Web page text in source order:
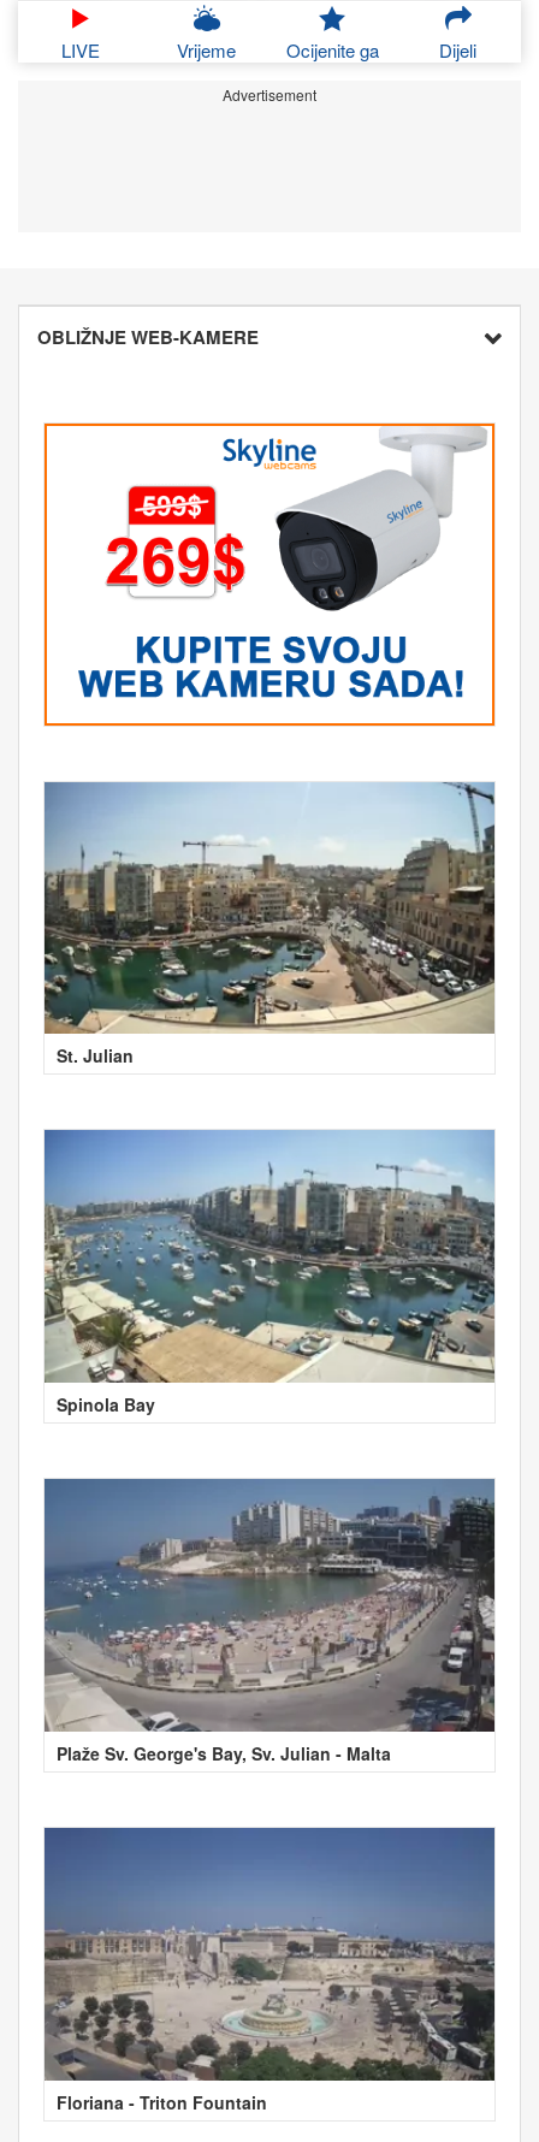
LIVE Vrijeme Ocijenite ga Dijeli
Advertisement
OBLIŽNJE WEB-KAMERE
St. Julian
Spinola Bay
Plaže Sv. George's Bay, Sv. Julian - Malta
Floriana - Triton Fountain